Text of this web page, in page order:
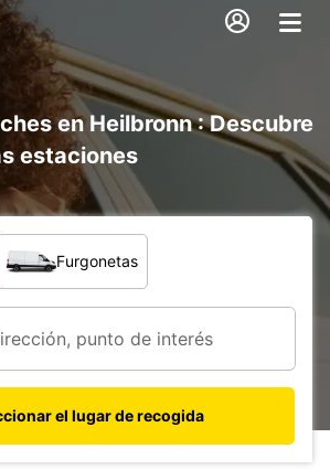
en Heilbronn : Descubre
estaciones
Furgonetas
el lugar de recogida